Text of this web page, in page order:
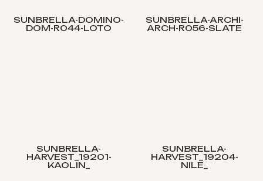
SUNBRELLA-DOMINO-
DOM-R044-LOTO
SUNBRELLA-ARCHI-
ARCH-R056-SLATE
SUNBRELLA-
HARVEST_19201-
KAOLIN_
SUNBRELLA-
HARVEST_19204-
NILE_